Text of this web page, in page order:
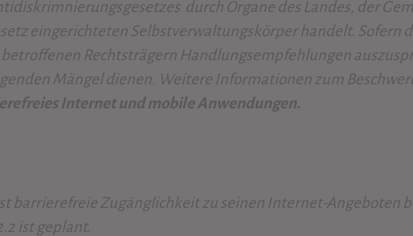
durch Organe des Landes, der
eingerichteten Selbstverwaltungskörper handelt. Sofern
Rechtsträgern Handlungsempfehlungen
Mängel dienen. Weitere Informationen zum
Internet und mobile Anwendungen.
barrierefreie Zugänglichkeit zu seinen Internet-Angeboten
ist geplant.